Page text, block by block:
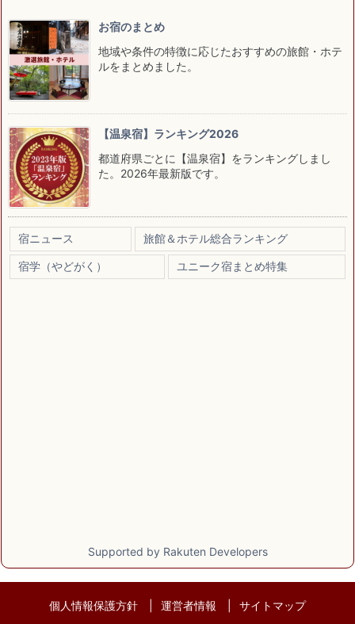
お宿のまとめ
地域や条件の特徴に応じたおすすめの旅館・ホテ
ルをまとめました。
【温泉宿】ランキング2026
都道府県ごとに【温泉宿】をランキングしまし
た。2026年最新版です。
宿ニュース 旅館＆ホテル総合ランキング
宿学（やどがく） ユニーク宿まとめ特集
Supported by Rakuten Developers
個人情報保護方針 運営者情報 サイトマップ